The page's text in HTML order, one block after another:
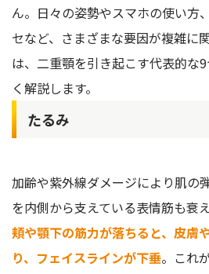
ん。日々の姿勢やスマホの使い方
セなど、さまざまな要因が複雑に
は、二重顎を引き起こす代表的な
く解説します。
たるみ
加齢や紫外線ダメージにより肌の
を内側から支えている表情筋も衰
頬や顎下の筋力が落ちると、皮膚
り、フェイスラインが下垂。これ